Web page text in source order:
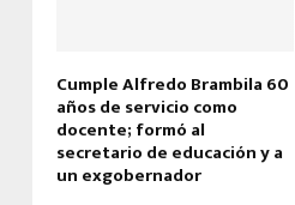
Cumple Alfredo Brambila 60
años de servicio como
docente; formó al
secretario de educación y a
un exgobernador